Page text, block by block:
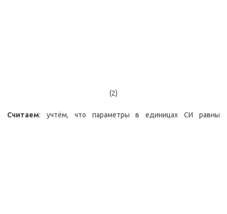
(2)
Считаем: учтём, что параметры в единицах СИ равны